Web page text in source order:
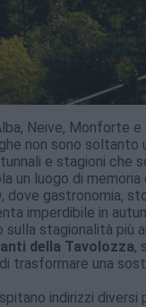
Neive, Monforte e
non sono
e stagioni che
un luogo di memoria
, dove gastronomia,
imperdibile in
stagionalità più
della Tavolozza,
trasformare una
indirizzi